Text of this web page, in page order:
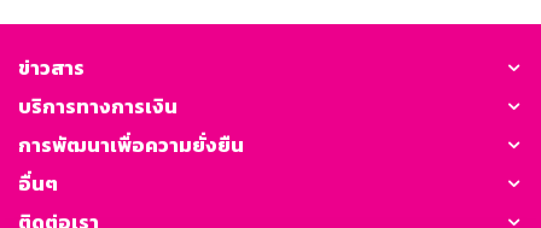
ข่าวสาร
บริการทางการเงิน
การพัฒนาเพื่อความยั่งยืน
อื่นๆ